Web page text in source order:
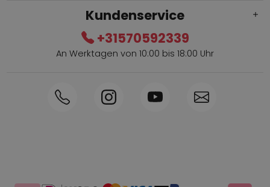
Innerhalb von 1-3 Tagen geliefert
Kundenservice
+31570592339
An Werktagen von 10:00 bis 18:00 Uhr